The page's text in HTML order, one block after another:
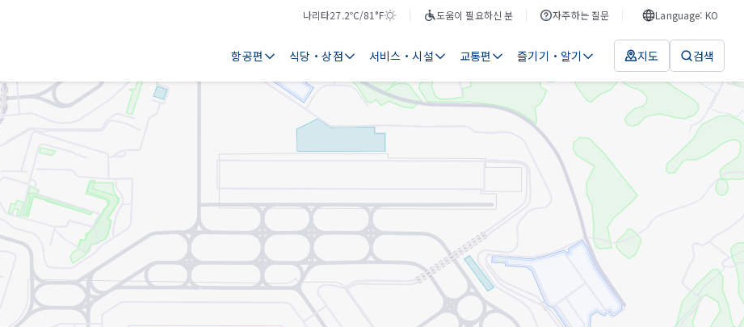
나리타
기
27.2℃/81°F
날
도움이 필요하신 분 자주하는 질문 Language: KO
항공편 식당・상점 서비스・시설 교통편 즐기기・알기 지도 검색